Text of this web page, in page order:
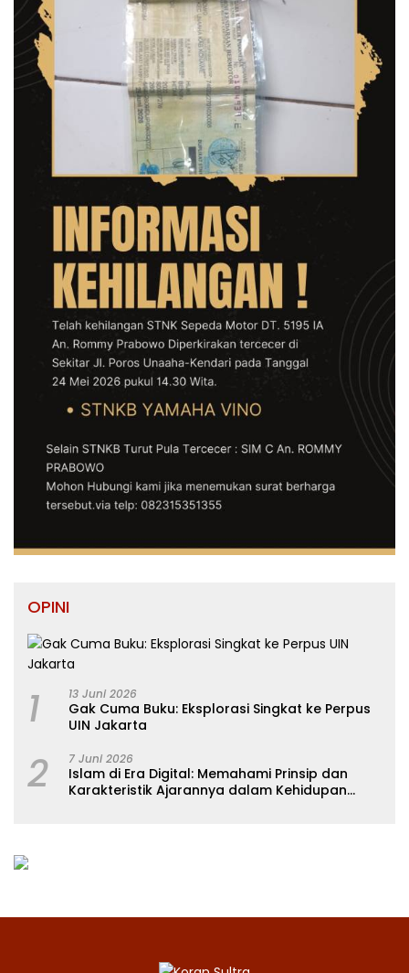
OPINI
1 13 Juni 2026
Gak Cuma Buku: Eksplorasi Singkat ke Perpus
UIN Jakarta
2 7 Juni 2026
Islam di Era Digital: Memahami Prinsip dan
Karakteristik Ajarannya dalam Kehidupan